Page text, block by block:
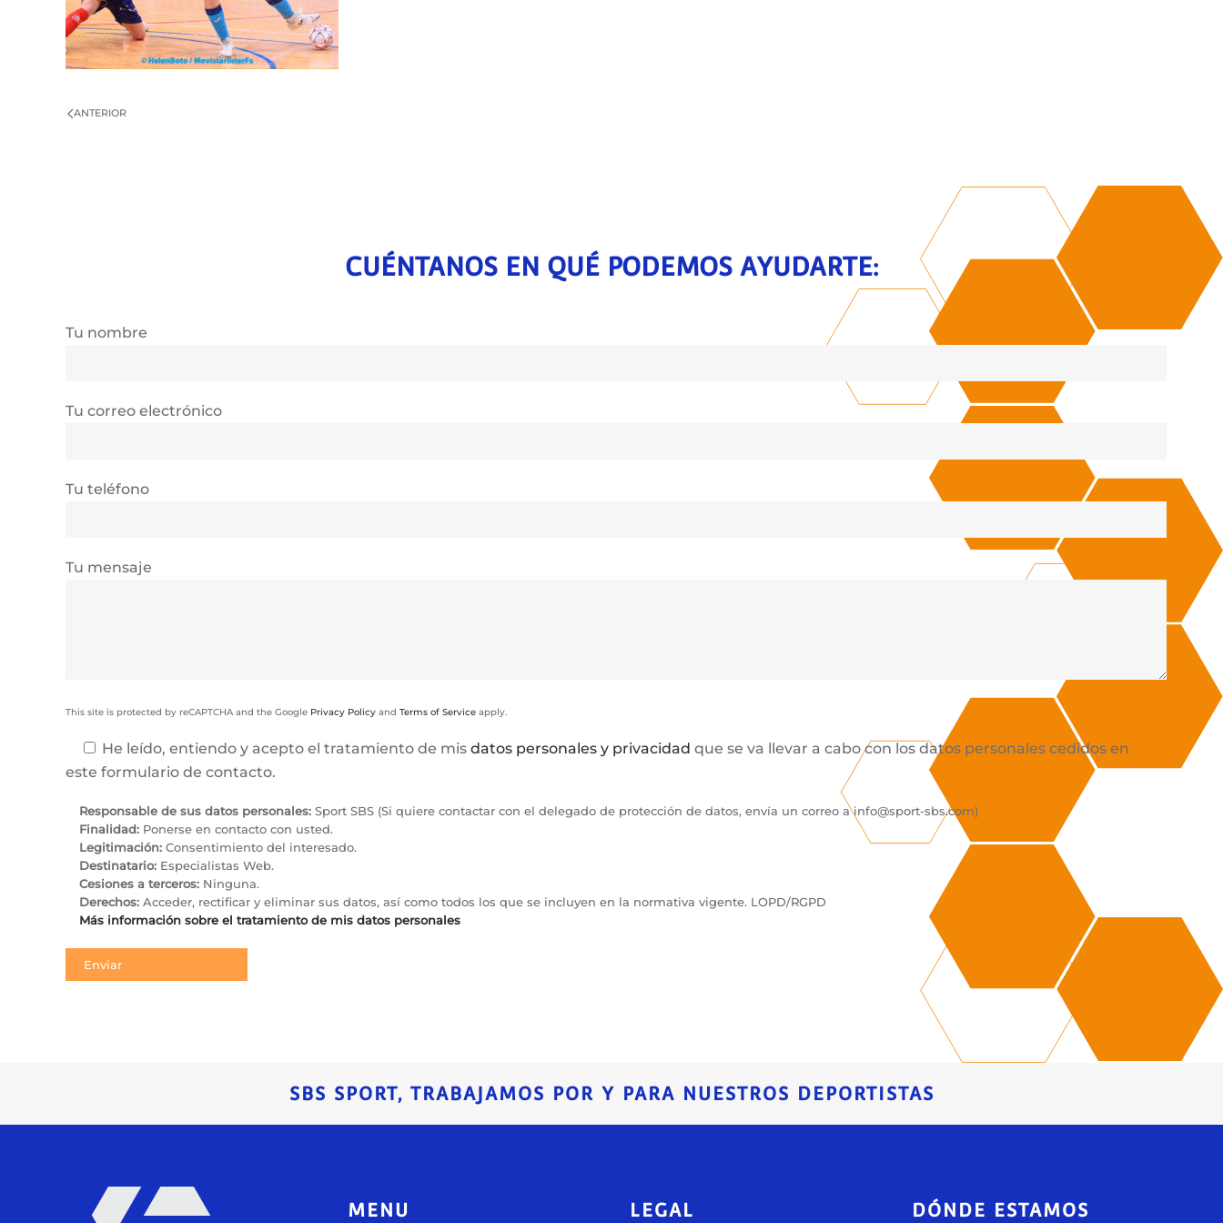
ANTERIOR
CUÉNTANOS EN QUÉ PODEMOS AYUDARTE:
Tu nombre
Tu correo electrónico
Tu teléfono
Tu mensaje
This site is protected by reCAPTCHA and the Google Privacy Policy and Terms of Service apply.
He leído, entiendo y acepto el tratamiento de mis datos personales y privacidad que se va llevar a cabo con los datos personales cedidos en
este formulario de contacto.
Responsable de sus datos personales: Sport SBS (Si quiere contactar con el delegado de protección de datos, envía un correo ainfo@sport-sbs.com)
Finalidad: Ponerse en contacto con usted.
Legitimación: Consentimiento del interesado.
Destinatario: Especialistas Web.
Cesiones a terceros: Ninguna.
Derechos: Acceder, rectificar y eliminar sus datos, así como todos los que se incluyen en la normativa vigente. LOPD/RGPD
Más información sobre el tratamiento de mis datos personales
SBS SPORT, TRABAJAMOS POR Y PARA NUESTROS DEPORTISTAS
MENU LEGAL DÓNDE ESTAMOS